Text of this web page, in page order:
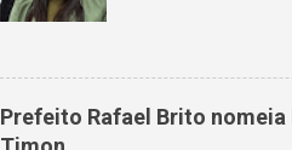
de atraso. A
financeiras e,
agora
“Os usuários
Prefeito Rafael Brito